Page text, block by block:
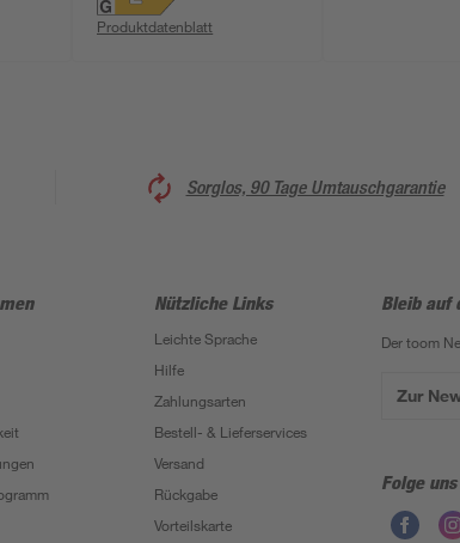
warmweiß IP 44 22,9
x 19,5 cm
Produktdatenblatt
Sorglos, 90 Tage Umtauschgarantie
Nützliche Links
Leichte Sprache
Hilfe
Zahlungsarten
Bestell- & Lieferservices
Versand
Rückgabe
Vorteilskarte
Bleib auf
Der toom
Zur
Folge uns